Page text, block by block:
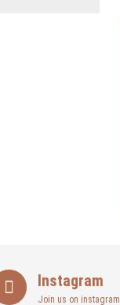
Instagram
Join us on instagram